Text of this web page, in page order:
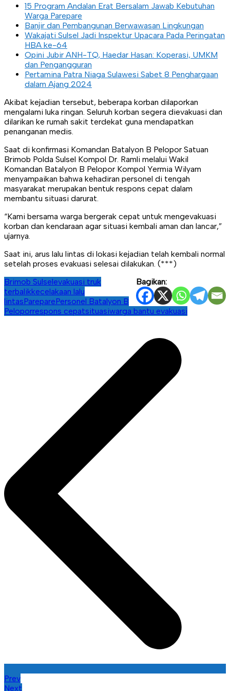
15 Program Andalan Erat Bersalam Jawab Kebutuhan
Warga Parepare
Banjir dan Pembangunan Berwawasan Lingkungan
Wakajati Sulsel Jadi Inspektur Upacara Pada Peringatan
HBA ke-64
Opini Jubir ANH-TQ, Haedar Hasan: Koperasi, UMKM
dan Pengangguran
Pertamina Patra Niaga Sulawesi Sabet 8 Penghargaan
dalam Ajang 2024
Akibat kejadian tersebut, beberapa korban dilaporkan
mengalami luka ringan. Seluruh korban segera dievakuasi dan
dilarikan ke rumah sakit terdekat guna mendapatkan
penanganan medis.
Saat di konfirmasi Komandan Batalyon B Pelopor Satuan
Brimob Polda Sulsel Kompol Dr. Ramli melalui Wakil
Komandan Batalyon B Pelopor Kompol Yermia Wilyam
menyampaikan bahwa kehadiran personel di tengah
masyarakat merupakan bentuk respons cepat dalam
membantu situasi darurat.
“Kami bersama warga bergerak cepat untuk mengevakuasi
korban dan kendaraan agar situasi kembali aman dan lancar,”
ujarnya.
Saat ini, arus lalu lintas di lokasi kejadian telah kembali normal
setelah proses evakuasi selesai dilakukan. (***)
Bagikan:
Brimob Sulselevakuasi truk
terbalikkecelakaan lalu
lintasPareparePersonel Batalyon B
Peloporrespons cepatsituasiwarga bantu evakuasi
Prev
Next